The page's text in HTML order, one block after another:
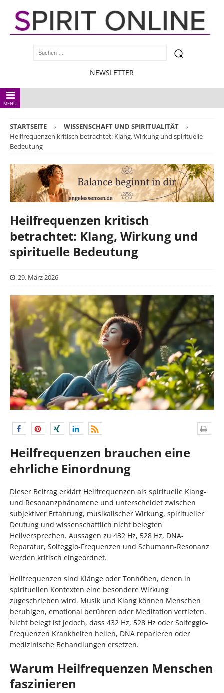
NEWSLETTER
MENÜ
STARTSEITE
WISSENSCHAFT UND SPIRITUALITÄT
Heilfrequenzen kritisch betrachtet: Klang, Wirkung und spirituelle
Bedeutung
Heilfrequenzen kritisch
betrachtet: Klang, Wirkung und
spirituelle Bedeutung
29. März 2026
Heilfrequenzen brauchen eine
ehrliche Einordnung
Dieser Beitrag erklärt Heilfrequenzen als spirituelle Klang-
und Resonanzphänomene und unterscheidet zwischen
subjektiver Erfahrung, musikalischer Wirkung, spiritueller
Deutung und wissenschaftlich nicht belegten
Heilversprechen. Aussagen zu 432 Hz, 528 Hz, DNA-
Reparatur, Solfeggio-Frequenzen und Schumann-Resonanz
werden kritisch eingeordnet.
Heilfrequenzen sind Klänge oder Tonhöhen, denen in
spirituellen Kontexten eine besondere Wirkung
zugeschrieben wird. Musik und Klang können Menschen
beruhigen, emotional berühren oder Meditation vertiefen.
Nicht belegt ist jedoch, dass 432 Hz, 528 Hz oder Solfeggio-
Frequenzen Krankheiten heilen, DNA reparieren oder
medizinische Behandlungen ersetzen.
Warum Heilfrequenzen Menschen
faszinieren